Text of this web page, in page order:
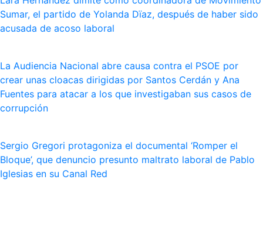
Sumar, el partido de Yolanda Dïaz, después de haber sido
acusada de acoso laboral
La Audiencia Nacional abre causa contra el PSOE por
crear unas cloacas dirigidas por Santos Cerdán y Ana
Fuentes para atacar a los que investigaban sus casos de
corrupción
Sergio Gregori protagoniza el documental ‘Romper el
Bloque’, que denuncio presunto maltrato laboral de Pablo
Iglesias en su Canal Red